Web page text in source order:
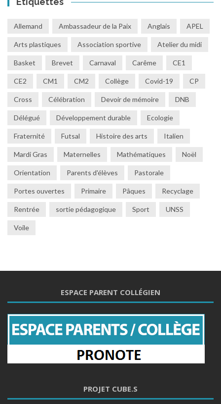
Allemand Ambassadeur de la Paix Anglais APEL
Arts plastiques Association sportive Atelier du midi
Basket Brevet Carnaval Carême CE1
CE2 CM1 CM2 Collège Covid-19 CP
Cross Célébration Devoir de mémoire DNB
Délégué Développement durable Ecologie
Fraternité Futsal Histoire des arts Italien
Mardi Gras Maternelles Mathématiques Noël
Orientation Parents d'élèves Pastorale
Portes ouvertes Primaire Pâques Recyclage
Rentrée sortie pédagogique Sport UNSS
Voile
ESPACE PARENT COLLÉGIEN
PROJET CUBE.S